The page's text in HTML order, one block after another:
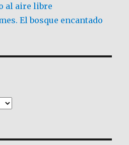
al aire libre
El bosque encantado